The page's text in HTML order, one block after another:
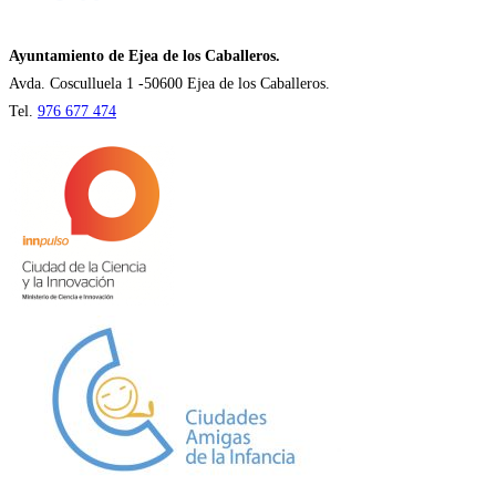
nueva
pestaña
Ayuntamiento de Ejea de los Caballeros.
Avda. Cosculluela 1 -50600 Ejea de los Caballeros.
Tel. 976 677 474